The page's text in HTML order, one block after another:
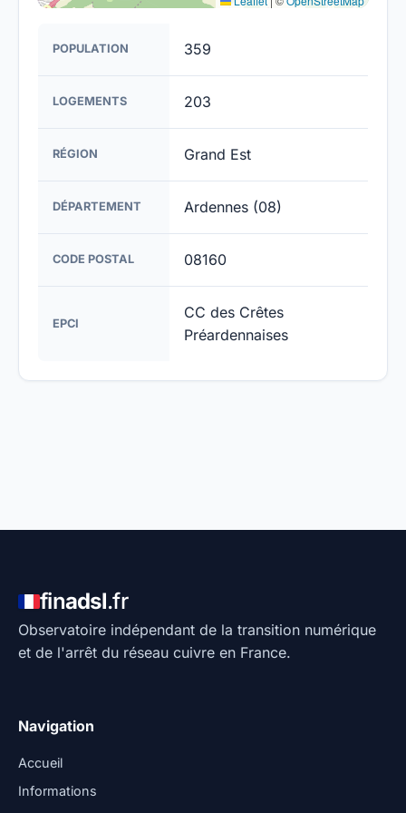
POPULATION 359
LOGEMENTS 203
RÉGION Grand Est
DÉPARTEMENT Ardennes (08)
CODE POSTAL 08160
EPCI
CC des Crêtes
Préardennaises
finadsl.fr
Observatoire indépendant de la transition numérique
et de l'arrêt du réseau cuivre en France.
Navigation
Accueil
Informations